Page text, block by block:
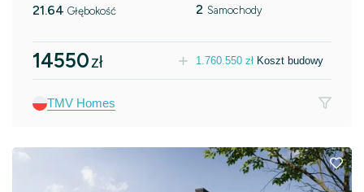
21.64 Głębokość 2 Samochody
14550zł 1.760.550 zł Koszt budowy
TMV Homes